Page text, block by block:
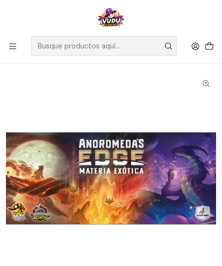
🚀 ¡Despachamos a todo Chile! Envío GRATIS a Regiones sobre
$100.000 y a RM sobre $35.000
Inicio Juegos de Mesa Editorial Maldito Games
Andromeda’s Edge - Materia exótica - Español